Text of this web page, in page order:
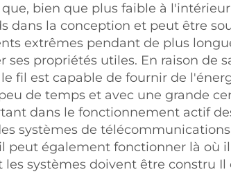
bien que plus faible à
dans la conception et peut être
extrêmes pendant de plus
ses propriétés utiles. En raison de
fil est capable de fournir de
de temps et avec une grande
dans le fonctionnement actif
systèmes de
peut également fonctionner là où
les systèmes doivent être constru Il